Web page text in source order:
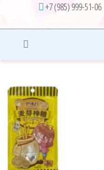
+7 (985) 999-51-06